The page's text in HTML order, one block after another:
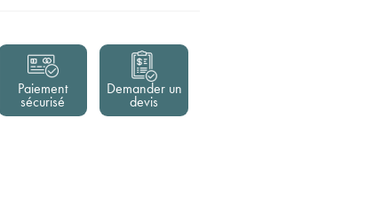
Paiement
sécurisé
Demander un
devis